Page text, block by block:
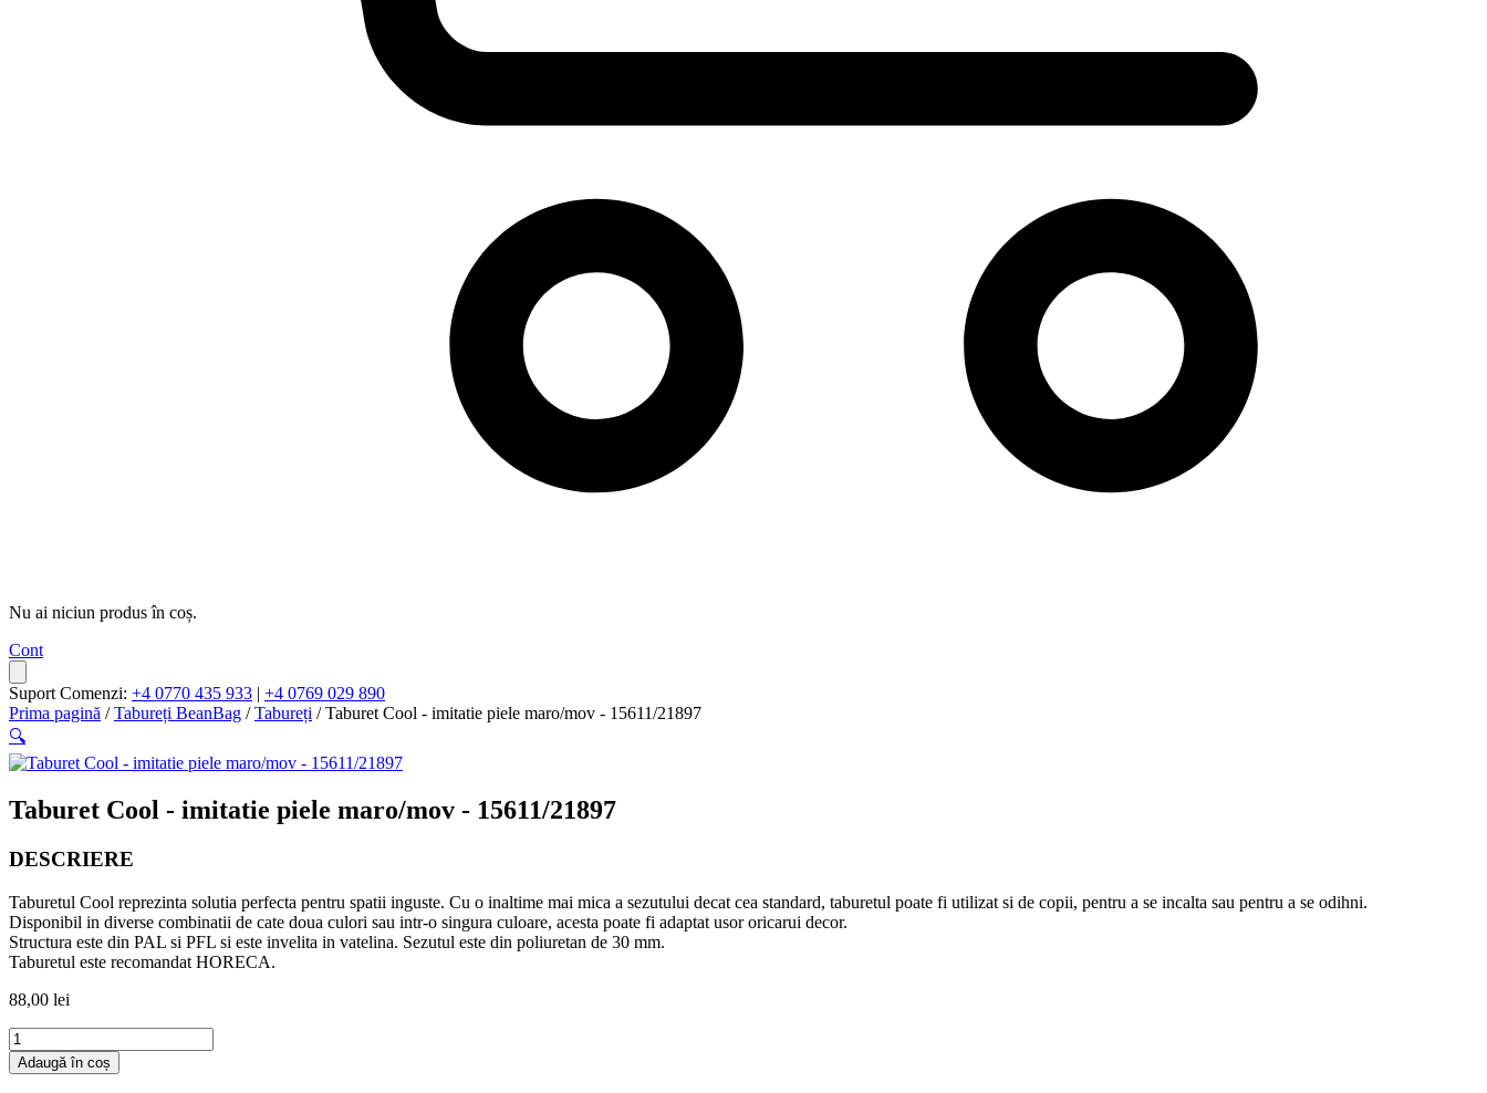
Nu ai niciun produs în coș.
Cont
Suport Comenzi: +4 0770 435 933 | +4 0769 029 890
Prima pagină /Tabureți BeanBag /Tabureți / Taburet Cool - imitatie piele maro/mov - 15611/21897
🔍
Taburet Cool - imitatie piele maro/mov - 15611/21897
DESCRIERE
Taburetul Cool reprezinta solutia perfecta pentru spatii inguste. Cu o inaltime mai mica a sezutului decat cea standard, taburetul poate fi utilizat si de copii, pentru a se incalta sau pentru a se odihni.
Disponibil in diverse combinatii de cate doua culori sau intr-o singura culoare, acesta poate fi adaptat usor oricarui decor.
Structura este din PAL si PFL si este invelita in vatelina. Sezutul este din poliuretan de 30 mm.
Taburetul este recomandat HORECA.
88,00 lei
Cantitate
Taburet
Cool
Adaugă în coș